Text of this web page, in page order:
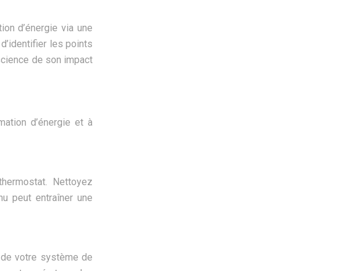
d’énergie via une
les points
de son impact
d’énergie et à
Nettoyez
peut entraîner une
votre système de